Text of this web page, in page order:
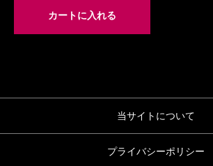
カートに入れる
当サイトについて
プライバシーポリシー